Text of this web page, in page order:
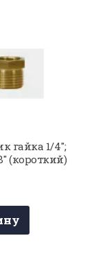
гайка 1/4″;
(короткий)